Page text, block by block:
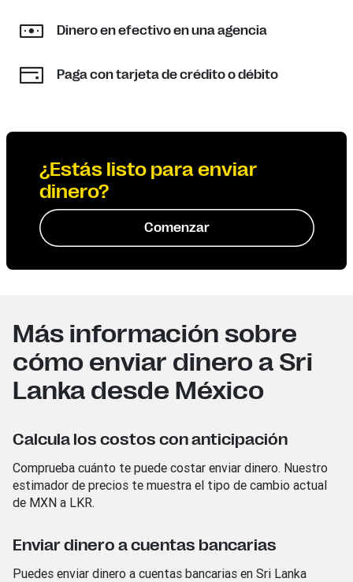
Dinero en efectivo en una agencia
Paga con tarjeta de crédito o débito
¿Estás listo para enviar
dinero?
Comenzar
Más información sobre
cómo enviar dinero a Sri
Lanka desde México
Calcula los costos con anticipación
Comprueba cuánto te puede costar enviar dinero. Nuestro
estimador de precios te muestra el tipo de cambio actual
de MXN a LKR.
Enviar dinero a cuentas bancarias
Puedes enviar dinero a cuentas bancarias en Sri Lanka